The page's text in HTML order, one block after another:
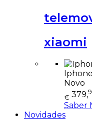
xiaomi
Novo
€ 379,
Saber
Novidades